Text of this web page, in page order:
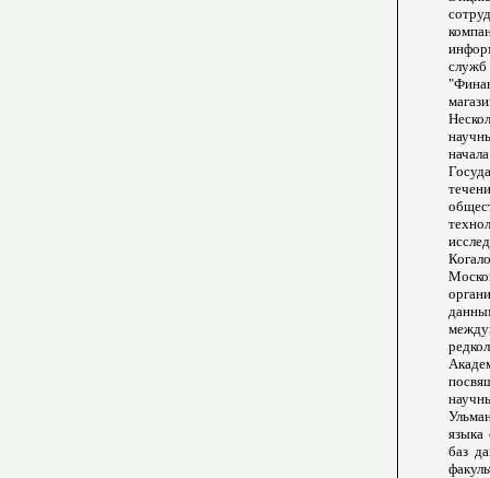
языка
баз